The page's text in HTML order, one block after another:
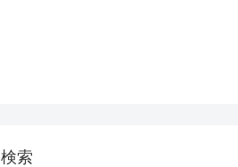
検索